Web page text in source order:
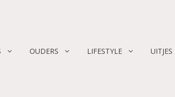
OUDERS LIFESTYLE